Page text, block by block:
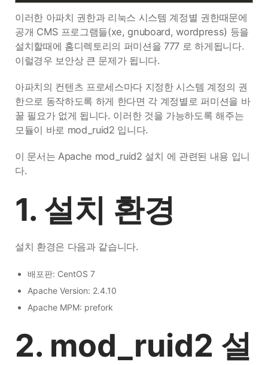
이러한 아파치 권한과 리눅스 시스템 계정별 권한때문에
공개 CMS 프로그램들(xe, gnuboard, wordpress) 등을
설치할때에 홈디렉토리의 퍼미션을 777 로 하게됩니다.
이럴경우 보안상 큰 문제가 됩니다.
아파치의 컨텐츠 프로세스마다 지정한 시스템 계정의 권
한으로 동작하도록 하게 한다면 각 계정별로 퍼미션을 바
꿀 필요가 없게 됩니다. 이러한 것을 가능하도록 해주는
모듈이 바로 mod_ruid2 입니다.
이 문서는 Apache mod_ruid2 설치 에 관련된 내용 입니
다.
1. 설치 환경
설치 환경은 다음과 같습니다.
배포판: CentOS 7
Apache Version: 2.4.10
Apache MPM: prefork
2. mod_ruid2 설